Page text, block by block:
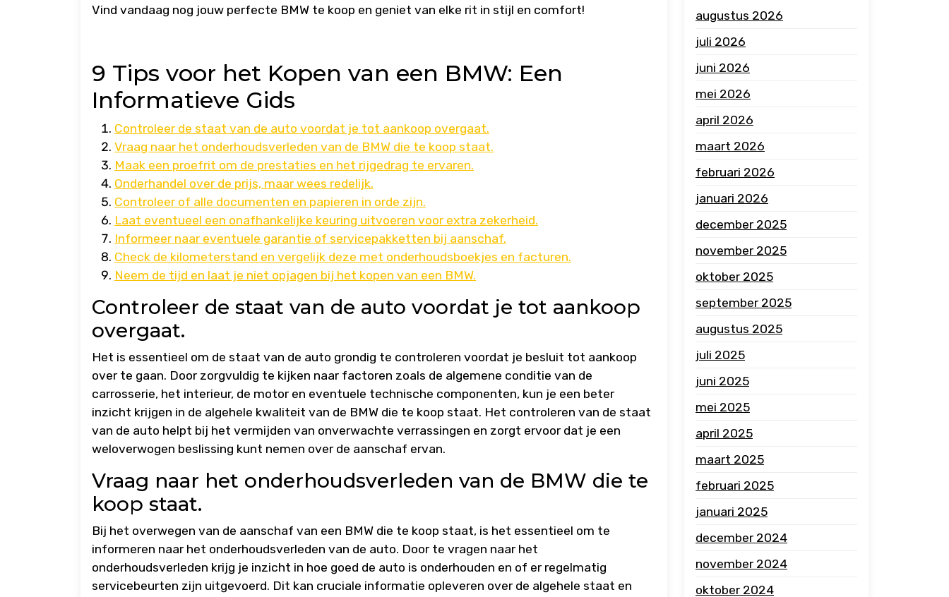
Vind vandaag nog jouw perfecte BMW te koop en geniet van elke rit in stijl en comfort!
9 Tips voor het Kopen van een BMW: Een
Informatieve Gids
Controleer de staat van de auto voordat je tot aankoop overgaat.
Vraag naar het onderhoudsverleden van de BMW die te koop staat.
Maak een proefrit om de prestaties en het rijgedrag te ervaren.
Onderhandel over de prijs, maar wees redelijk.
Controleer of alle documenten en papieren in orde zijn.
Laat eventueel een onafhankelijke keuring uitvoeren voor extra zekerheid.
Informeer naar eventuele garantie of servicepakketten bij aanschaf.
Check de kilometerstand en vergelijk deze met onderhoudsboekjes en facturen.
Neem de tijd en laat je niet opjagen bij het kopen van een BMW.
Controleer de staat van de auto voordat je tot aankoop
overgaat.
Het is essentieel om de staat van de auto grondig te controleren voordat je besluit tot aankoop
over te gaan. Door zorgvuldig te kijken naar factoren zoals de algemene conditie van de
carrosserie, het interieur, de motor en eventuele technische componenten, kun je een beter
inzicht krijgen in de algehele kwaliteit van de BMW die te koop staat. Het controleren van de staat
van de auto helpt bij het vermijden van onverwachte verrassingen en zorgt ervoor dat je een
weloverwogen beslissing kunt nemen over de aanschaf ervan.
Vraag naar het onderhoudsverleden van de BMW die te
koop staat.
Bij het overwegen van de aanschaf van een BMW die te koop staat, is het essentieel om te
informeren naar het onderhoudsverleden van de auto. Door te vragen naar het
onderhoudsverleden krijg je inzicht in hoe goed de auto is onderhouden en of er regelmatig
servicebeurten zijn uitgevoerd. Dit kan cruciale informatie opleveren over de algehele staat en
augustus 2026
juli 2026
juni 2026
mei 2026
april 2026
maart 2026
februari 2026
januari 2026
december 2025
november 2025
oktober 2025
september 2025
augustus 2025
juli 2025
juni 2025
mei 2025
april 2025
maart 2025
februari 2025
januari 2025
december 2024
november 2024
oktober 2024